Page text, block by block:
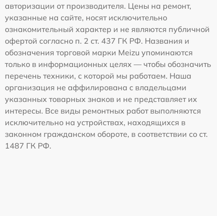
авторизации от производителя. Цены на ремонт,
указанные на сайте, носят исключительно
ознакомительный характер и не являются публичной
офертой согласно п. 2 ст. 437 ГК РФ. Названия и
обозначения торговой марки Meizu упоминаются
только в информационных целях — чтобы обозначить
перечень техники, с которой мы работаем. Наша
организация не аффилирована с владельцами
указанных товарных знаков и не представляет их
интересы. Все виды ремонтных работ выполняются
исключительно на устройствах, находящихся в
законном гражданском обороте, в соответствии со ст.
1487 ГК РФ.